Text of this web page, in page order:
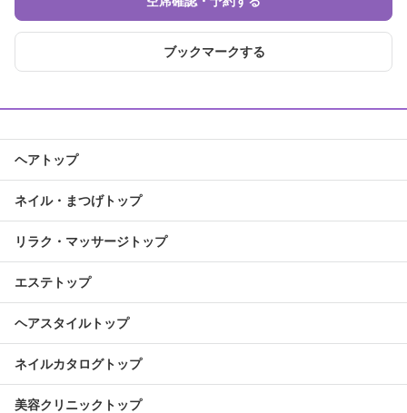
ブックマークする
ヘアトップ
ネイル・まつげトップ
リラク・マッサージトップ
エステトップ
ヘアスタイルトップ
ネイルカタログトップ
美容クリニックトップ